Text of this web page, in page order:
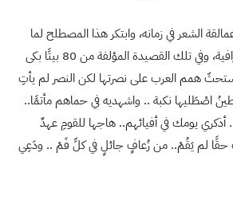
الشعر في زمانه، وابتكر هذا المصطلح لما
كانت لديه من رؤية استشرافية، وفي تلك القصيدة المؤلفة من 80 بيتًا بكى
همم العرب على نصرتها لكن النصر لم يأتِ
اصْطَليها نكبة .. واشهديه في حماهم مأتمًا..
يومك في أفيائهم.. هاجها للقومِ عهدٌ
لم يَقُمْ.. من زُعافٍ جائلٍ في كلِّ فَمْ .. ودَعِي